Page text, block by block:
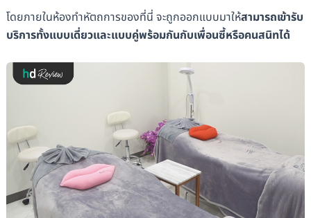
โดยภายในห้องทำหัตถการของที่นี่ จะถูกออกแบบมาให้สามารถเข้ารับ
บริการทั้งแบบเดี่ยวและแบบคู่พร้อมกันกับเพื่อนซี้หรือคนสนิทได้